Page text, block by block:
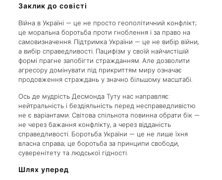
Заклик до совісті
Війна в Україні — це не просто геополітичний конфлікт;
це моральна боротьба проти гноблення і за право на
самовизначення. Підтримка України — це не вибір війни,
а вибір справедливості. Пацифізм у своїй найчистішій
формі прагне запобігти стражданням. Але дозволити
агресору домінувати під прикриттям миру означає
продовження страждань у значно більшому масштабі.
Ось де мудрість Десмонда Туту нас направляє:
нейтральність і бездіяльність перед несправедливістю
не є варіантами. Світова спільнота повинна обрати бік —
не через бажання конфлікту, а через відданість
справедливості. Боротьба України — це не лише їхня
власна справа; це боротьба за принципи свободи,
суверенітету та людської гідності.
Шлях уперед